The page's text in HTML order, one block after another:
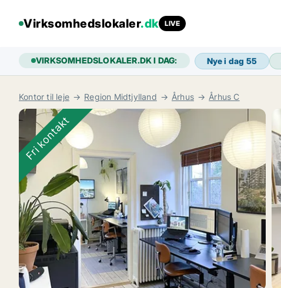
Virksomhedslokaler.dk LIVE
VIRKSOMHEDSLOKALER.DK I DAG: Nye i dag 55
Kontor til leje Region Midtjylland Århus Århus C
Fri kontakt